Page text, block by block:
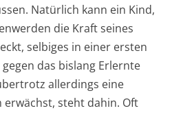
Natürlich kann ein Kind,
die Kraft seines
selbiges in einer ersten
das bislang Erlernte
allerdings eine
erwächst, steht dahin. Oft